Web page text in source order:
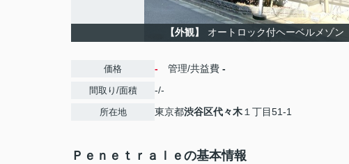
【外観】 オートロック付ヘーベルメゾン
価格 - 管理/共益費 -
間取り/面積 -/-
所在地 東京都渋谷区代々木 １丁目51-1
Ｐｅｎｅｔｒａｌｅの基本情報